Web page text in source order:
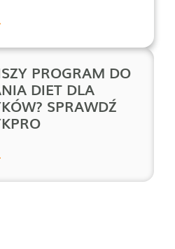
PROGRAM DO
DIET DLA
SPRAWDŹ